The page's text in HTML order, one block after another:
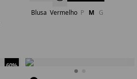
Blusa Vermelho P M G
60%